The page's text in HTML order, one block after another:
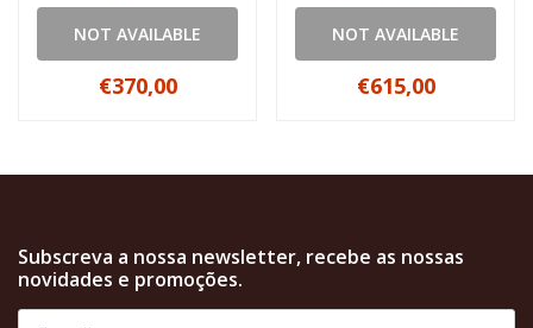
NOT AVAILABLE
€370,00
NOT AVAILABLE
€615,00
Subscreva a nossa newsletter, recebe as nossas
novidades e promoções.